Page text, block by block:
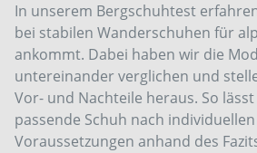
In unserem Bergschuhtest
bei stabilen Wanderschuhen für
ankommt. Dabei haben wir die
untereinander verglichen und
Vor- und Nachteile heraus. So
passende Schuh nach
Voraussetzungen anhand des